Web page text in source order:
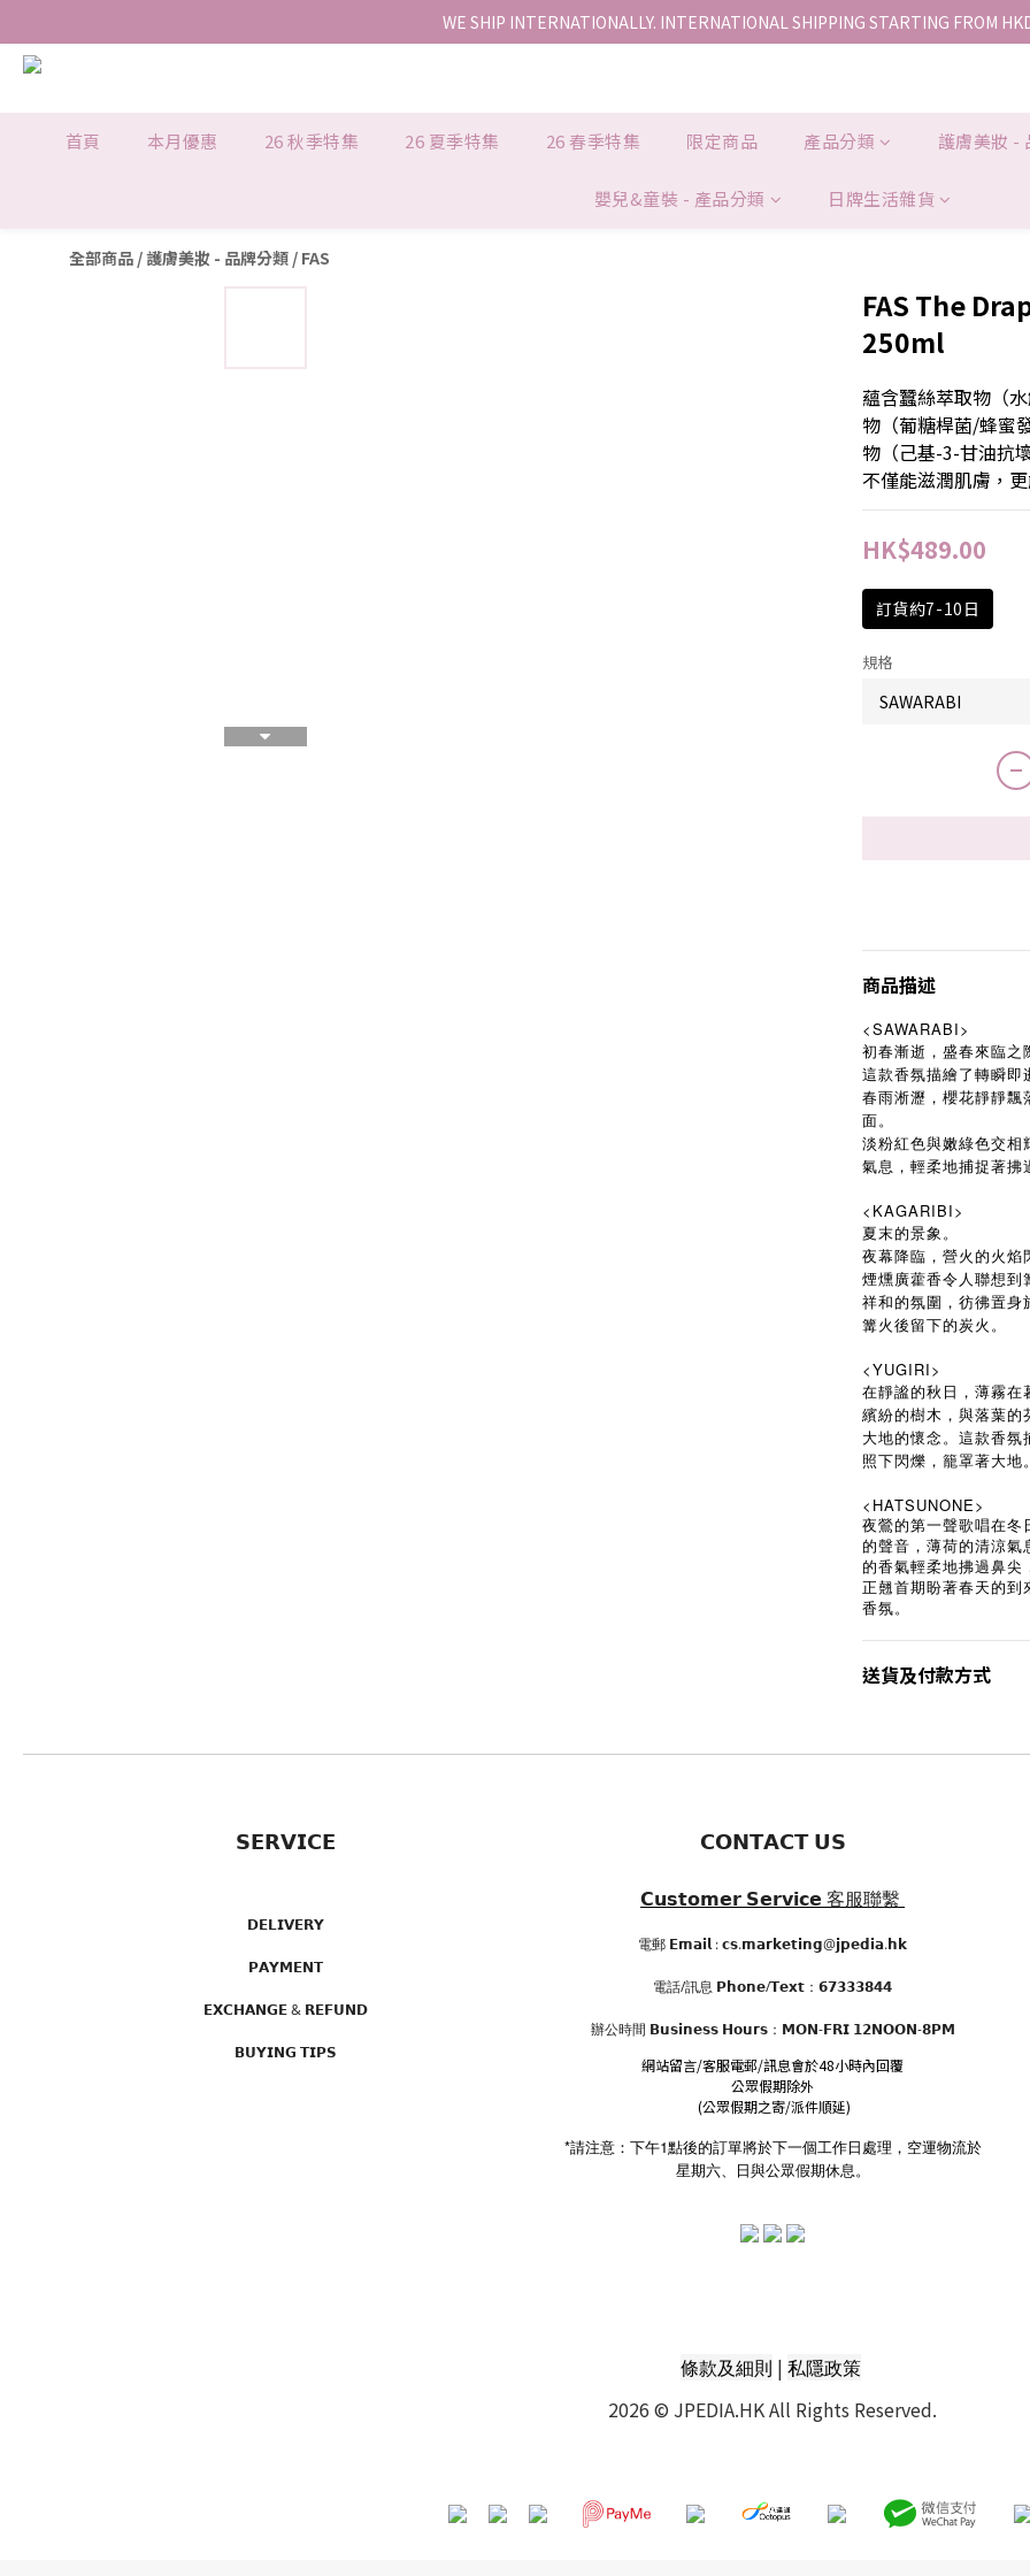
香港地區全店免運。免運費適用於香港順豐站、營業點或智能櫃取件。
WE SHIP INTERNATIONALLY. INTERNATIONAL SHIPPING STARTING FROM
首頁 本月優惠 26 秋季特集 26 夏季特集 26 春季特集 限定商品 產品分類 護膚美妝 -
嬰兒&童裝 - 產品分類 日牌生活雜貨
全部商品 /護膚美妝 - 品牌分類 / FAS
FAS The
250ml
蘊含蠶絲萃取物（
物（葡糖桿菌/蜂蜜
物（己基-3-甘油抗
不僅能滋潤肌膚，
HK$489.00
訂貨約7-10日
規格
商品描述
<SAWARABI>
初春漸逝，盛春來臨之
這款香氛描繪了轉瞬
春雨淅瀝，櫻花靜靜
面。
淡粉紅色與嫩綠色交
氣息，輕柔地捕捉著拂
<KAGARIBI>
夏末的景象。
夜幕降臨，營火的火
煙燻廣藿香令人聯想
祥和的氛圍，彷彿置
篝火後留下的炭火。
<YUGIRI>
在靜謐的秋日，薄霧
繽紛的樹木，與落葉
大地的懷念。這款香
照下閃爍，籠罩著大地
<HATSUNONE>
夜鶯的第一聲歌唱在冬
的聲音，薄荷的清涼氣
的香氣輕柔地拂過鼻尖
正翹首期盼著春天的到
香氛。
送貨及付款方式
𝗦𝗘𝗥𝗩𝗜𝗖𝗘
𝗗𝗘𝗟𝗜𝗩𝗘𝗥𝗬
𝗣𝗔𝗬𝗠𝗘𝗡𝗧
𝗘𝗫𝗖𝗛𝗔𝗡𝗚𝗘 & 𝗥𝗘𝗙𝗨𝗡𝗗
𝗕𝗨𝗬𝗜𝗡𝗚 𝗧𝗜𝗣𝗦
𝗖𝗢𝗡𝗧𝗔𝗖𝗧 𝗨𝗦
𝗖𝘂𝘀𝘁𝗼𝗺𝗲𝗿 𝗦𝗲𝗿𝘃𝗶𝗰𝗲 客服聯繫
電郵 𝗘𝗺𝗮𝗶𝗹 : 𝗰𝘀.𝗺𝗮𝗿𝗸𝗲𝘁𝗶𝗻𝗴@𝗷𝗽𝗲𝗱𝗶𝗮.𝗵𝗸
電話/訊息 𝗣𝗵𝗼𝗻𝗲/𝗧𝗲𝘅𝘁：𝟲𝟳𝟯𝟯𝟯𝟴𝟰𝟰
辦公時間 𝗕𝘂𝘀𝗶𝗻𝗲𝘀𝘀 𝗛𝗼𝘂𝗿𝘀：𝗠𝗢𝗡-𝗙𝗥𝗜 𝟭𝟮𝗡𝗢𝗢𝗡-𝟴𝗣𝗠
網站留言/客服電郵/訊息會於48小時內回覆
公眾假期除外
(公眾假期之寄/派件順延)
*請注意：下午1點後的訂單將於下一個工作日處理，空運物流於
星期六、日與公眾假期休息。
條款及細則 | 私隱政策
2026 © JPEDIA.HK All Rights Reserved.